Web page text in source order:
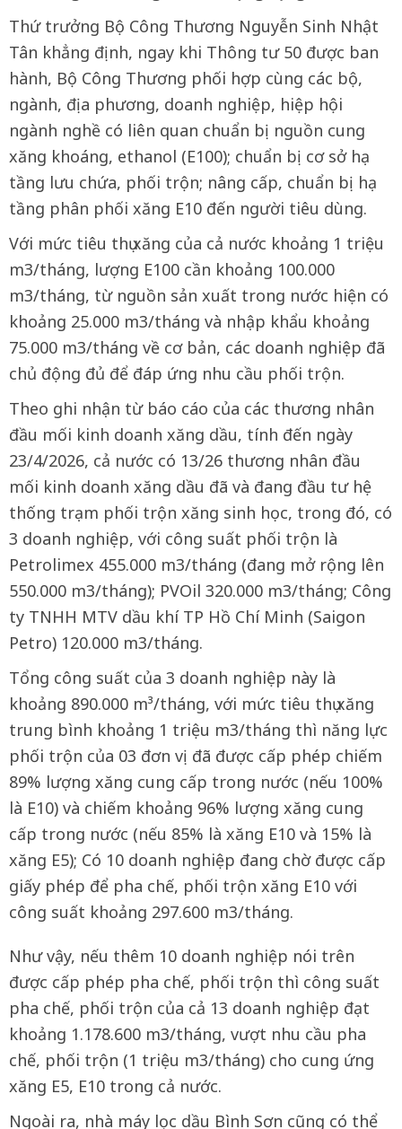
Thứ trưởng Bộ Công Thương Nguyễn Sinh Nhật
Tân khẳng định, ngay khi Thông tư 50 được ban
hành, Bộ Công Thương phối hợp cùng các bộ,
ngành, địa phương, doanh nghiệp, hiệp hội
ngành nghề có liên quan chuẩn bị nguồn cung
xăng khoáng, ethanol (E100); chuẩn bị cơ sở hạ
tầng lưu chứa, phối trộn; nâng cấp, chuẩn bị hạ
tầng phân phối xăng E10 đến người tiêu dùng.
Với mức tiêu thụ xăng của cả nước khoảng 1 triệu
m3/tháng, lượng E100 cần khoảng 100.000
m3/tháng, từ nguồn sản xuất trong nước hiện có
khoảng 25.000 m3/tháng và nhập khẩu khoảng
75.000 m3/tháng về cơ bản, các doanh nghiệp đã
chủ động đủ để đáp ứng nhu cầu phối trộn.
Theo ghi nhận từ báo cáo của các thương nhân
đầu mối kinh doanh xăng dầu, tính đến ngày
23/4/2026, cả nước có 13/26 thương nhân đầu
mối kinh doanh xăng dầu đã và đang đầu tư hệ
thống trạm phối trộn xăng sinh học, trong đó, có
3 doanh nghiệp, với công suất phối trộn là
Petrolimex 455.000 m3/tháng (đang mở rộng lên
550.000 m3/tháng); PVOil 320.000 m3/tháng; Công
ty TNHH MTV dầu khí TP Hồ Chí Minh (Saigon
Petro) 120.000 m3/tháng.
Tổng công suất của 3 doanh nghiệp này là
khoảng 890.000 m³/tháng, với mức tiêu thụ xăng
trung bình khoảng 1 triệu m3/tháng thì năng lực
phối trộn của 03 đơn vị đã được cấp phép chiếm
89% lượng xăng cung cấp trong nước (nếu 100%
là E10) và chiếm khoảng 96% lượng xăng cung
cấp trong nước (nếu 85% là xăng E10 và 15% là
xăng E5); Có 10 doanh nghiệp đang chờ được cấp
giấy phép để pha chế, phối trộn xăng E10 với
công suất khoảng 297.600 m3/tháng.
Như vậy, nếu thêm 10 doanh nghiệp nói trên
được cấp phép pha chế, phối trộn thì công suất
pha chế, phối trộn của cả 13 doanh nghiệp đạt
khoảng 1.178.600 m3/tháng, vượt nhu cầu pha
chế, phối trộn (1 triệu m3/tháng) cho cung ứng
xăng E5, E10 trong cả nước.
Ngoài ra, nhà máy lọc dầu Bình Sơn cũng có thể